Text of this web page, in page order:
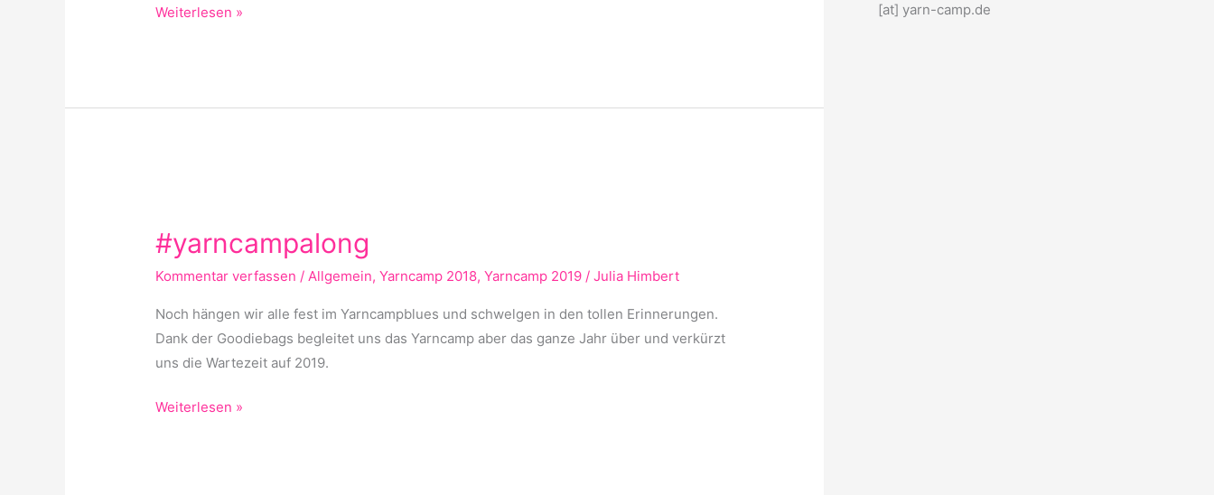
Weiterlesen »
#yarncampalong
Kommentar verfassen /Allgemein,Yarncamp 2018,Yarncamp 2019 /Julia Himbert
Noch hängen wir alle fest im Yarncampblues und schwelgen in den tollen Erinnerungen.
Dank der Goodiebags begleitet uns das Yarncamp aber das ganze Jahr über und verkürzt
uns die Wartezeit auf 2019.
Weiterlesen »
[at] yarn-camp.de